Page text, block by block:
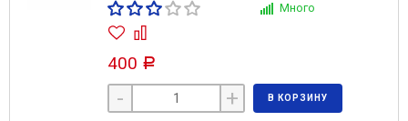
Много
400 Р
- + В КОРЗИНУ